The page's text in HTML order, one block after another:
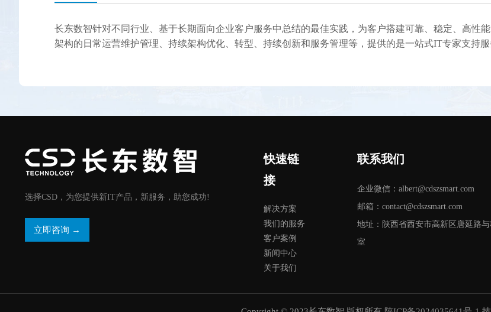
长东数智针对不同行业、基于长期面向企业客户服务中总结的最佳实践，为客户搭建可靠、稳定、高性
架构的日常运营维护管理、持续架构优化、转型、持续创新和服务管理等，提供的是一站式IT专家支持服
选择CSD，为您提供新IT产品，新服务，助您成功!
立即咨询 →
快速链
接
解决方案
我们的服务
客户案例
新闻中心
关于我们
联系我们
企业微信：albert@cdszsmart.com
邮箱：contact@cdszsmart.com
地址：陕西省西安市高新区唐延路
室